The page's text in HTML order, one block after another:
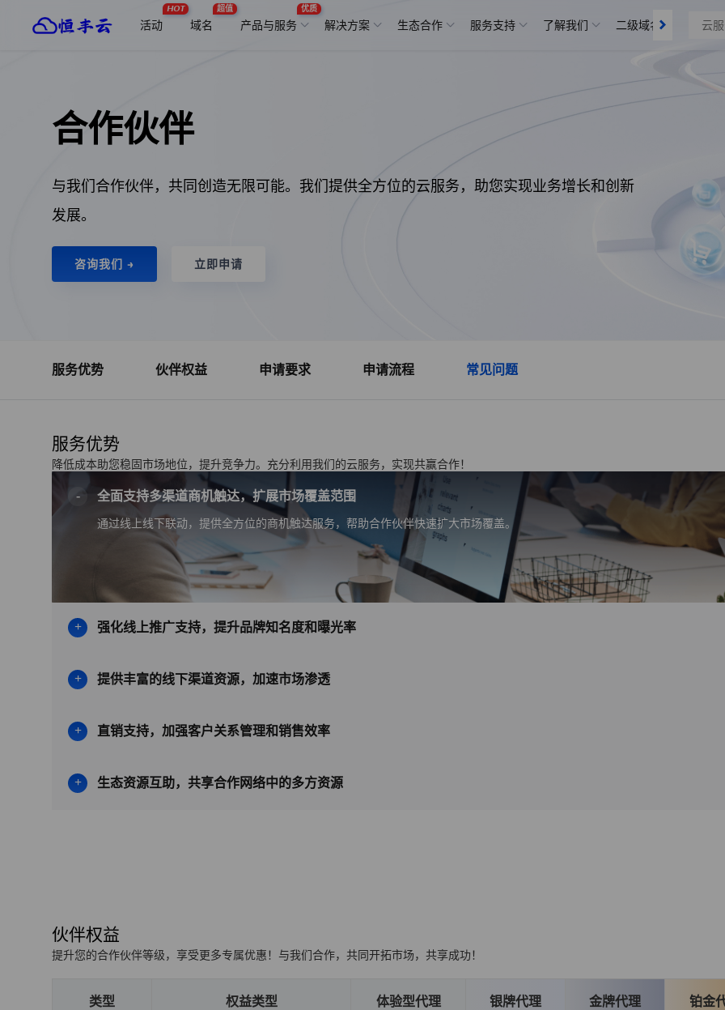
活动
HOT
域名
超值
产品与服务
优质
解决方案 生态合作 服务支持 了解我们 二级域名 备案
合作伙伴
与我们合作伙伴，共同创造无限可能。我们提供全方位的云服务，助您实现业务增长和创新
发展。
咨询我们 → 立即申请
服务优势 伙伴权益 申请要求 申请流程 常见问题
服务优势
降低成本助您稳固市场地位，提升竞争力。充分利用我们的云服务，实现共赢合作！
全面支持多渠道商机触达，扩展市场覆盖范围
通过线上线下联动，提供全方位的商机触达服务，帮助合作伙伴快速扩大市场覆盖。
强化线上推广支持，提升品牌知名度和曝光率
提供丰富的线下渠道资源，加速市场渗透
直销支持，加强客户关系管理和销售效率
生态资源互助，共享合作网络中的多方资源
伙伴权益
提升您的合作伙伴等级，享受更多专属优惠！与我们合作，共同开拓市场，共享成功！
类型 权益类型 体验型代理 银牌代理 金牌代理 铂金